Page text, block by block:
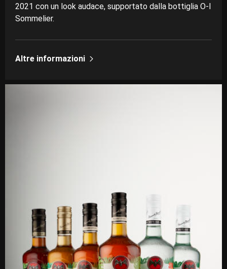
2021 con un look audace, supportato dalla bottiglia O-I
Sommelier.
Altre informazioni